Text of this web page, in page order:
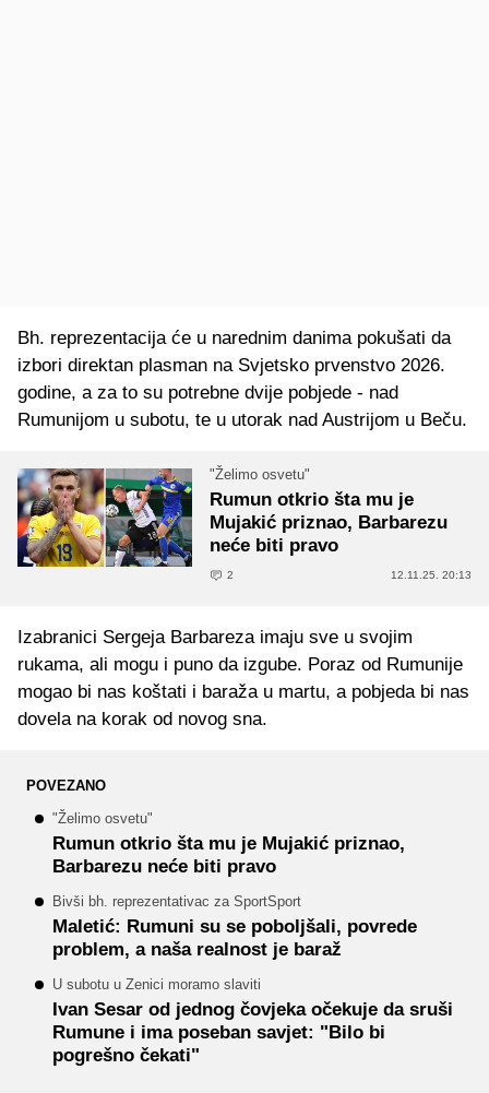
Bh. reprezentacija će u narednim danima pokušati da
izbori direktan plasman na Svjetsko prvenstvo 2026.
godine, a za to su potrebne dvije pobjede - nad
Rumunijom u subotu, te u utorak nad Austrijom u Beču.
"Želimo osvetu"
Rumun otkrio šta mu je
Mujakić priznao, Barbarezu
neće biti pravo
2 12.11.25. 20:13
Izabranici Sergeja Barbareza imaju sve u svojim
rukama, ali mogu i puno da izgube. Poraz od Rumunije
mogao bi nas koštati i baraža u martu, a pobjeda bi nas
dovela na korak od novog sna.
POVEZANO
"Želimo osvetu"
Rumun otkrio šta mu je Mujakić priznao,
Barbarezu neće biti pravo
Bivši bh. reprezentativac za SportSport
Maletić: Rumuni su se poboljšali, povrede
problem, a naša realnost je baraž
U subotu u Zenici moramo slaviti
Ivan Sesar od jednog čovjeka očekuje da sruši
Rumune i ima poseban savjet: "Bilo bi
pogrešno čekati"